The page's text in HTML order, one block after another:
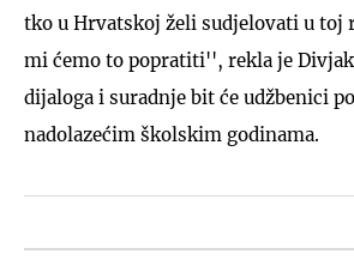
tko u Hrvatskoj želi sudjelovati u toj
mi ćemo to popratiti'', rekla je
dijaloga i suradnje bit će udžbenici
nadolazećim školskim godinama.